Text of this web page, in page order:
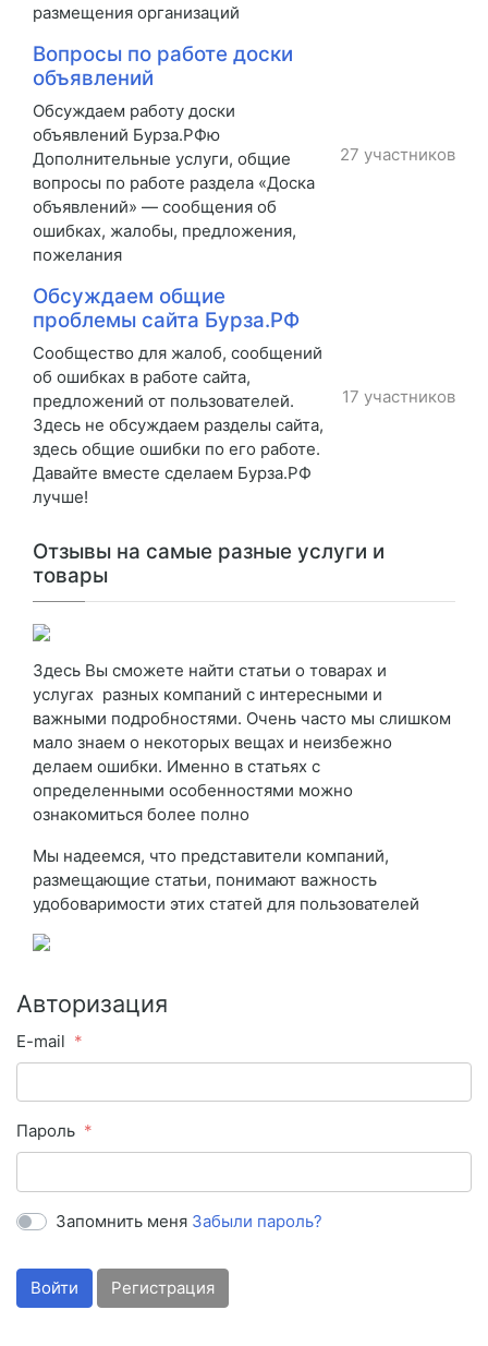
размещения организаций
Вопросы по работе доски
объявлений
Обсуждаем работу доски
объявлений Бурза.РФю
Дополнительные услуги, общие
вопросы по работе раздела «Доска
объявлений» — сообщения об
ошибках, жалобы, предложения,
пожелания
27 участников
Обсуждаем общие
проблемы сайта Бурза.РФ
Сообщество для жалоб, сообщений
об ошибках в работе сайта,
предложений от пользователей.
Здесь не обсуждаем разделы сайта,
здесь общие ошибки по его работе.
Давайте вместе сделаем Бурза.РФ
лучше!
17 участников
Отзывы на самые разные услуги и
товары
Здесь Вы сможете найти статьи о товарах и
услугах разных компаний с интересными и
важными подробностями. Очень часто мы слишком
мало знаем о некоторых вещах и неизбежно
делаем ошибки. Именно в статьях с
определенными особенностями можно
ознакомиться более полно
Мы надеемся, что представители компаний,
размещающие статьи, понимают важность
удобоваримости этих статей для пользователей
Авторизация
E-mail
Пароль
Запомнить меня Забыли пароль?
Войти Регистрация